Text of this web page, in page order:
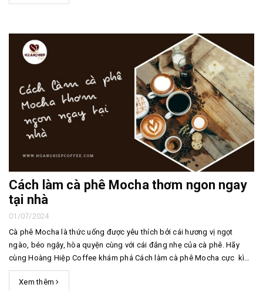
Cách làm cà phê Mocha thơm ngon ngay
tại nhà
01/07/2024
Cà phê Mocha là thức uống được yêu thích bởi cái hương vị ngọt
ngào, béo ngậy, hòa quyện cùng với cái đắng nhẹ của cà phê. Hãy
cùng Hoàng Hiệp Coffee khám phá Cách làm cà phê Mocha cực kì
đơn giản ngon như ngoài tiệm trong bài viết dưới đây nhé. 1. Cách pha
Xem thêm